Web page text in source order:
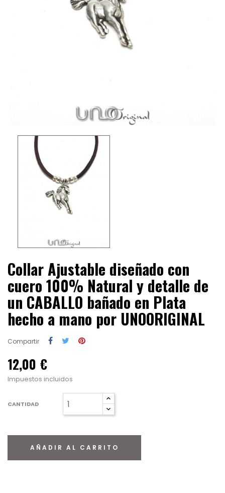
Collar Ajustable diseñado con
cuero 100% Natural y detalle de
un CABALLO bañado en Plata
hecho a mano por UNOORIGINAL
Compartir
12,00 €
Impuestos incluidos
CANTIDAD
AÑADIR AL CARRITO